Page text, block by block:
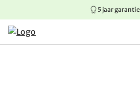
Springen naar hoofdinhoud
Springen naar hoofdnavigatie
Springen naar voettekst
5 jaar garantie